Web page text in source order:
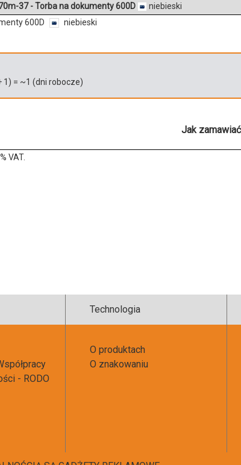
37 - Torba na dokumenty 600D
niebieski
600D
niebieski
1 ) = ~1 (dni robocze)
Jak
VAT.
- RODO
Technologia
O produktach
O znakowaniu